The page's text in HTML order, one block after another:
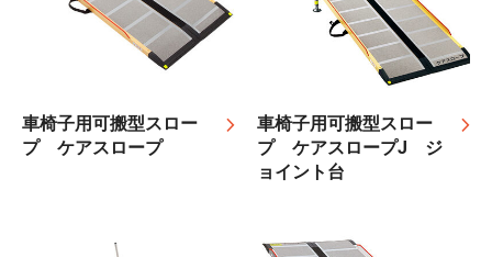
車椅子用可搬型スロー
プ ケアスロープ
車椅子用可搬型スロー
プ ケアスロープJ ジ
ョイント台